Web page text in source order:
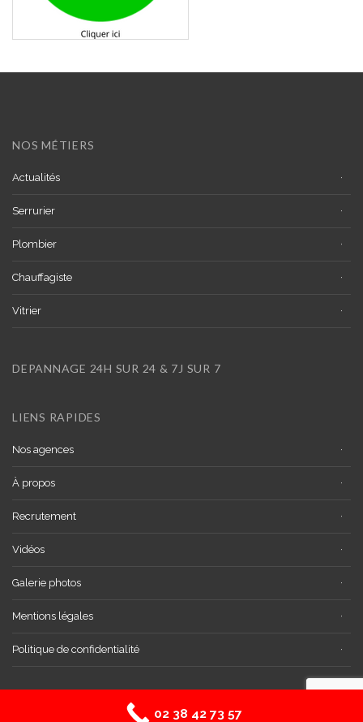
NOS MÉTIERS
Actualités
Serrurier
Plombier
Chauffagiste
Vitrier
DEPANNAGE 24H SUR 24 & 7J SUR 7
LIENS RAPIDES
Nos agences
À propos
Recrutement
Vidéos
Galerie photos
Mentions légales
Politique de confidentialité
02 38 42 73 57